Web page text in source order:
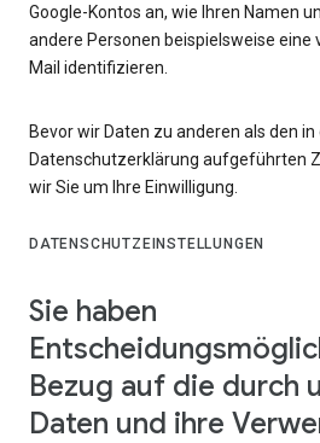
Google-Kontos an, wie Ihren Namen
andere Personen beispielsweise eine
Mail identifizieren.
Bevor wir Daten zu anderen als den in
Datenschutzerklärung aufgeführten
wir Sie um Ihre Einwilligung.
DATENSCHUTZEINSTELLUNGEN
Sie haben
Bezug auf die durch
Daten und ihre